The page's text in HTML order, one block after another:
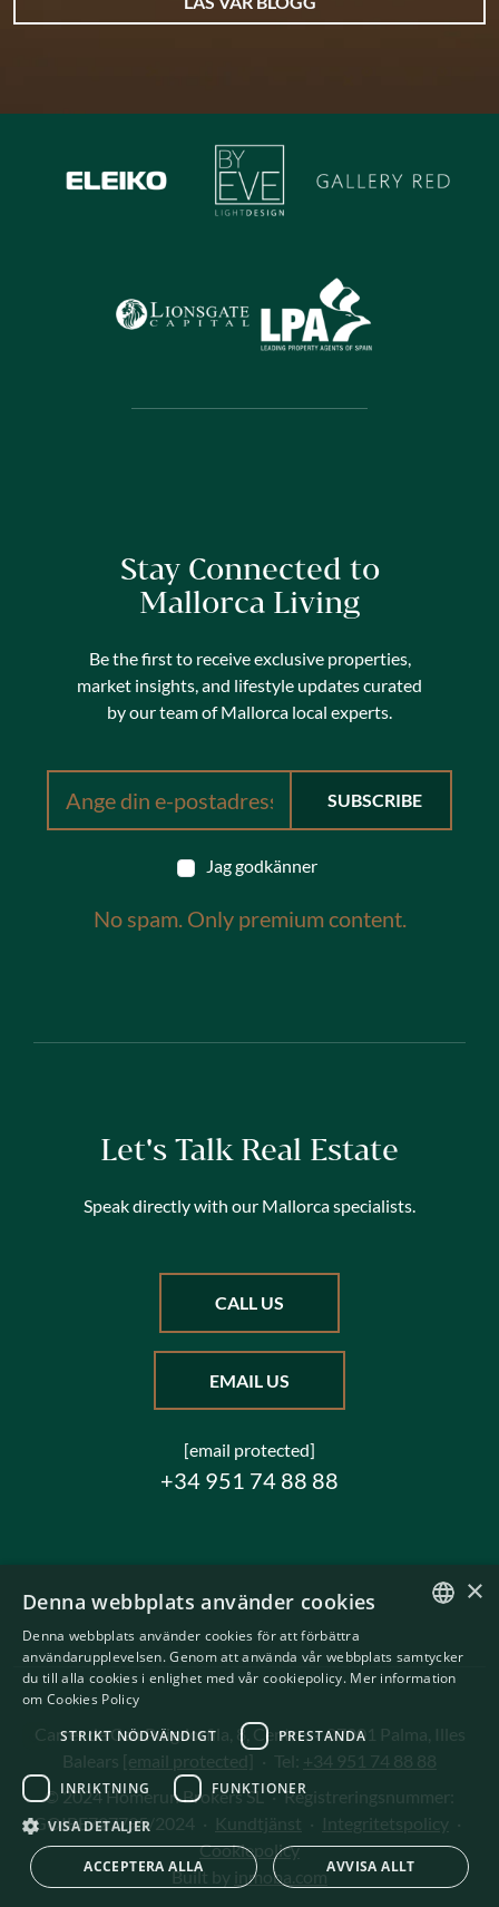
Stay Connected to
Mallorca Living
Be the first to receive exclusive properties,
market insights, and lifestyle updates curated
by our team of Mallorca local experts.
Jag godkänner
No spam. Only premium content.
Let's Talk Real Estate
Speak directly with our Mallorca specialists.
CALL US
EMAIL US
[email protected]
+34 951 74 88 88
Carrer de Can Puigdorfila, 8, Centre · 07001 Palma, Illes
Balears [email protected] · Tel: +34 951 74 88 88
© 2024 Homerun Brokers SL · Registreringsnummer:
GOIBE727795/2024 · Kundtjänst · Integritetspolicy ·
Cookiepolicy
Built by inmoba.com
ENGLISH
SWEDISH
×
Denna webbplats använder cookies
Denna webbplats använder cookies för att förbättra
användarupplevelsen. Genom att använda vår webbplats samtycker
du till alla cookies i enlighet med vår cookiepolicy. Mer information
om Cookies Policy
STRIKT NÖDVÄNDIGT
PRESTANDA
INRIKTNING FUNKTIONER
VISA DETALJER
ACCEPTERA ALLA AVVISA ALLT